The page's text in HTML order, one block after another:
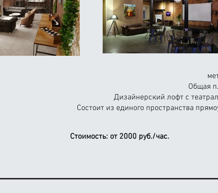
Общая
Дизайнерский лофт с
Состоит из единого пространства
Стоимость: от 2000 руб./час.